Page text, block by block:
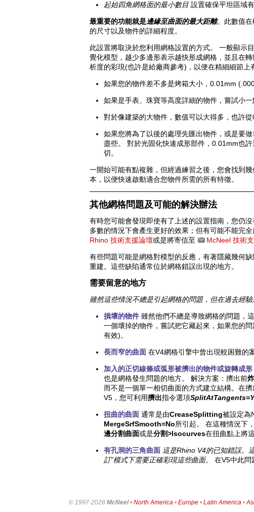
起始四角網格面的最小數目 設置確保平坦區域
最重要的功能就是邊緣至曲面的最大距離。此數值
的尺寸以及物件的詳細程度。
此設置將取決於您利用網格設置的方式。 一般顯示
覺化模型，越少多邊形表示越快形成網格，並且在
析度的彩現(也許是給廠商參考)，以便在精細細節上
如果您的物件差不多是烤箱大小，0.01mm
如果是手表、珠寶等高度詳細的物件，嘗試小
對於像建築的大物件，數值可以大得多，也許
如果您將為了以後的處理先匯出物件，或是要
盡些。 對於光固化快速成形部件，0.01mm也
切。
一開始可能有點複雜，但經過練習之後，您會找到
本，以便快速啟動適合您物件所需的所有特徵。
其他網格問題及可能的解決辦法
有時您可能會發現即使有了上述的設置指南，您仍
多數的情況下會產生更好的效果；但有可能不能完
Rhino 技術支援論壇或是將寄信至 McNeel 技術
有些問題可能是網格對模型的反應，有著隱藏幾何
重建。這些缺陷通常位於網格錯誤出現的地方。
需要留意的地方
雖然這些情況不總是引起網格的問題，但在過去經
損壞的物件 雖然他們不總是導致網格的問題，
一個壞掉的物件，嘗試把它藏起來，如果您的
有效)。
長而窄的曲面 在V4網格引擎中曾出現較困難的
加入的正切線條或弧形被擠出的物件或旋轉成形
也是網格發生問題的地方。 解決方案：擠出前
而不是一個單一相切曲面的方式建立結構。在
V5，您可利用擠出指令選項
扭曲的曲面 通常是由CreaseSplitting被設定為
MergeSrfSmooth=No所引起。 在這種情況下
邊分割曲面或是分割>Isocurves在扭曲點上將
有孔洞的三角曲面 這是Rhino V4的已知錯誤。
訂”模式下需要正確彩現這些曲面。 在V5中此問
© 1997-2026 McNeel• North America • Europe • Latin America •